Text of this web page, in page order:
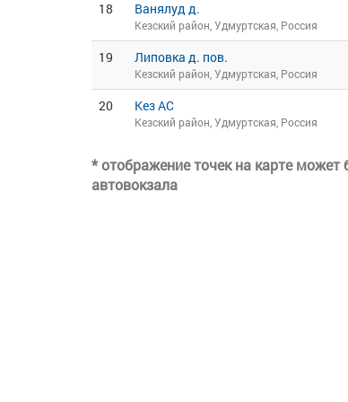
18 Ванялуд д.
Кезский район, Удмуртская, Россия
19 Липовка д. пов.
Кезский район, Удмуртская, Россия
20 Кез АС
Кезский район, Удмуртская, Россия
* отображение точек на карте
автовокзала